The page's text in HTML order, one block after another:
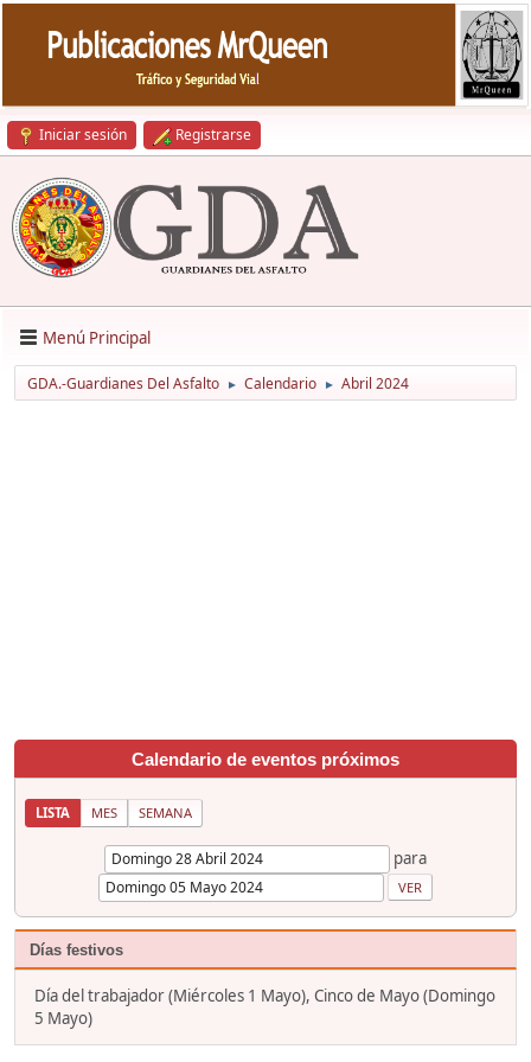
Iniciar sesión Registrarse
Menú Principal
GDA.-Guardianes Del Asfalto ► Calendario ► Abril 2024
Calendario de eventos próximos
LISTA MES SEMANA
para
Días festivos
Día del trabajador (Miércoles 1 Mayo), Cinco de Mayo (Domingo
5 Mayo)